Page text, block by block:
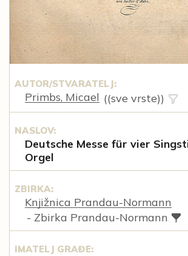
AUTOR/STVARATELJ:
Primbs, Micael ((sve vrste))
NASLOV:
Deutsche Messe für vier
Orgel
ZBIRKA:
Knjižnica Prandau-Normann
- Zbirka Prandau-Normann
IMATELJ GRAĐE: